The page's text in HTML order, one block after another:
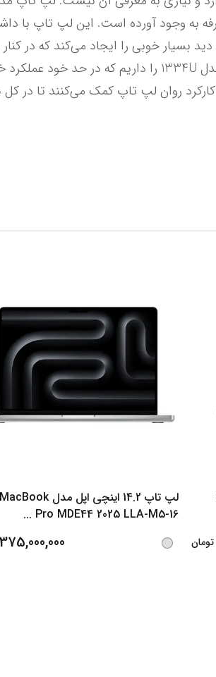
تومان
لپ تاپ 14.2 اینچی اپل مدل MacBook
Pro MDE44 2025 LLA-M5-16
...
375,000,000